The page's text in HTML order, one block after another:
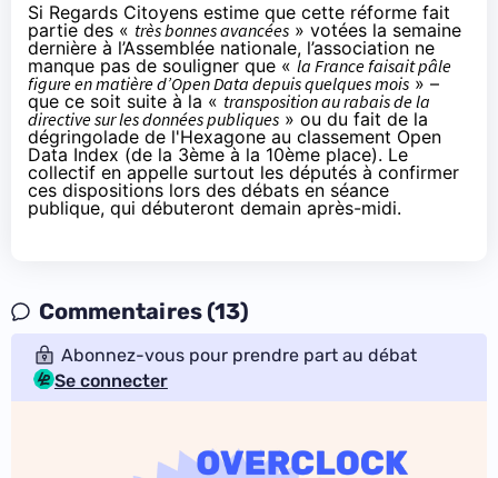
Si Regards Citoyens estime que cette réforme fait
partie des « très bonnes avancées » votées la semaine
dernière à l’Assemblée nationale, l’association ne
manque pas de souligner que « la France faisait pâle
figure en matière d’Open Data depuis quelques mois » –
que ce soit suite à la « transposition au rabais de la
directive sur les données publiques » ou du fait de la
dégringolade de l'Hexagone au classement Open
Data Index (de la 3ème à la 10ème place). Le
collectif en appelle surtout les députés à confirmer
ces dispositions lors des débats en séance
publique, qui débuteront demain après-midi.
Commentaires (13)
Abonnez-vous pour prendre part au débat
Se connecter